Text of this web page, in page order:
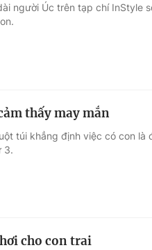
lịch
đẹp
lượng cuộc sống
người Úc trên tạp chí InStyle
thấy may mắn
túi khẳng định việc có con là
3.
cho con trai